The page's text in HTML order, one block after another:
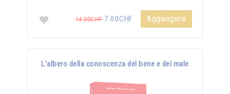
14.00CHF7.00CHF Aggiungere
L’albero della conoscenza del bene e del male